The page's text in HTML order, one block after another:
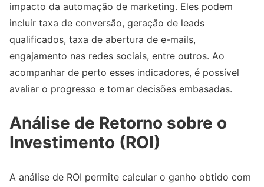
impacto da automação de marketing. Eles podem
incluir taxa de conversão, geração de leads
qualificados, taxa de abertura de e-mails,
engajamento nas redes sociais, entre outros. Ao
acompanhar de perto esses indicadores, é possível
avaliar o progresso e tomar decisões embasadas.
Análise de Retorno sobre o
Investimento (ROI)
A análise de ROI permite calcular o ganho obtido com